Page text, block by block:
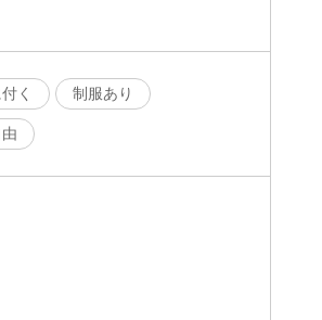
く 制服あり